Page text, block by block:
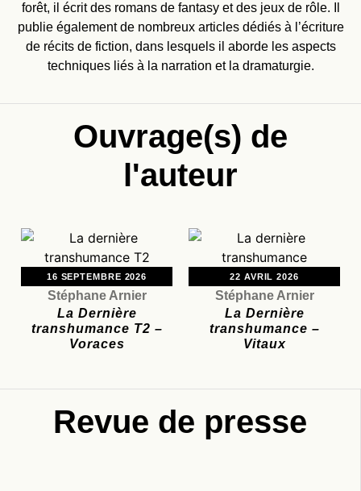
forêt, il écrit des romans de fantasy et des jeux de rôle. Il
publie également de nombreux articles dédiés à l’écriture
de récits de fiction, dans lesquels il aborde les aspects
techniques liés à la narration et la dramaturgie.
Ouvrage(s) de
l'auteur
16 SEPTEMBRE 2026
Stéphane Arnier
La Dernière
transhumance T2 –
Voraces
22 AVRIL 2026
Stéphane Arnier
La Dernière
transhumance –
Vitaux
Revue de presse